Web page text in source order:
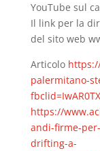
YouTube sul
Il link per la
del sito web
Articolo
palermitano-
https://
andi-firme-
drifting-a-